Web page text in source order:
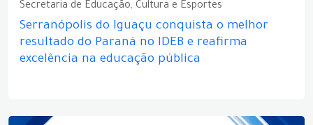
Secretaria de Educação, Cultura e Esportes
Serranópolis do Iguaçu conquista o melhor
resultado do Paraná no IDEB e reafirma
excelência na educação pública